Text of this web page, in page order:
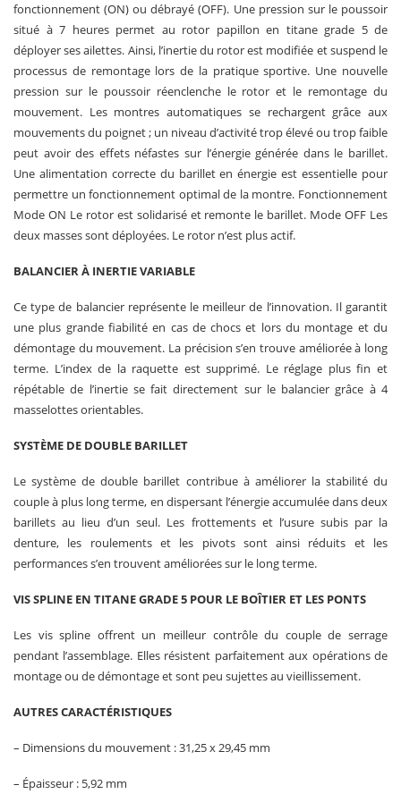
fonctionnement (ON) ou débrayé (OFF). Une pression sur le poussoir
situé à 7 heures permet au rotor papillon en titane grade 5 de
déployer ses ailettes. Ainsi, l’inertie du rotor est modifiée et suspend le
processus de remontage lors de la pratique sportive. Une nouvelle
pression sur le poussoir réenclenche le rotor et le remontage du
mouvement. Les montres automatiques se rechargent grâce aux
mouvements du poignet ; un niveau d’activité trop élevé ou trop faible
peut avoir des effets néfastes sur l’énergie générée dans le barillet.
Une alimentation correcte du barillet en énergie est essentielle pour
permettre un fonctionnement optimal de la montre. Fonctionnement
Mode ON Le rotor est solidarisé et remonte le barillet. Mode OFF Les
deux masses sont déployées. Le rotor n’est plus actif.
BALANCIER À INERTIE VARIABLE
Ce type de balancier représente le meilleur de l’innovation. Il garantit
une plus grande fiabilité en cas de chocs et lors du montage et du
démontage du mouvement. La précision s’en trouve améliorée à long
terme. L’index de la raquette est supprimé. Le réglage plus fin et
répétable de l’inertie se fait directement sur le balancier grâce à 4
masselottes orientables.
SYSTÈME DE DOUBLE BARILLET
Le système de double barillet contribue à améliorer la stabilité du
couple à plus long terme, en dispersant l’énergie accumulée dans deux
barillets au lieu d’un seul. Les frottements et l’usure subis par la
denture, les roulements et les pivots sont ainsi réduits et les
performances s’en trouvent améliorées sur le long terme.
VIS SPLINE EN TITANE GRADE 5 POUR LE BOÎTIER ET LES PONTS
Les vis spline offrent un meilleur contrôle du couple de serrage
pendant l’assemblage. Elles résistent parfaitement aux opérations de
montage ou de démontage et sont peu sujettes au vieillissement.
AUTRES CARACTÉRISTIQUES
– Dimensions du mouvement : 31,25 x 29,45 mm
– Épaisseur : 5,92 mm